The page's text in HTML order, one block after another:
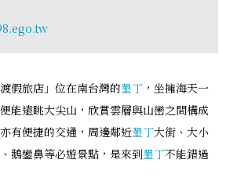
假旅店」位在南台灣的墾丁 ，坐擁海天一
能遠眺大尖山，欣賞雲層與山巒之間構成
有便捷的交通，周邊鄰近墾丁大街、大小
鵝鑾鼻等必遊景點，是來到墾丁不能錯過